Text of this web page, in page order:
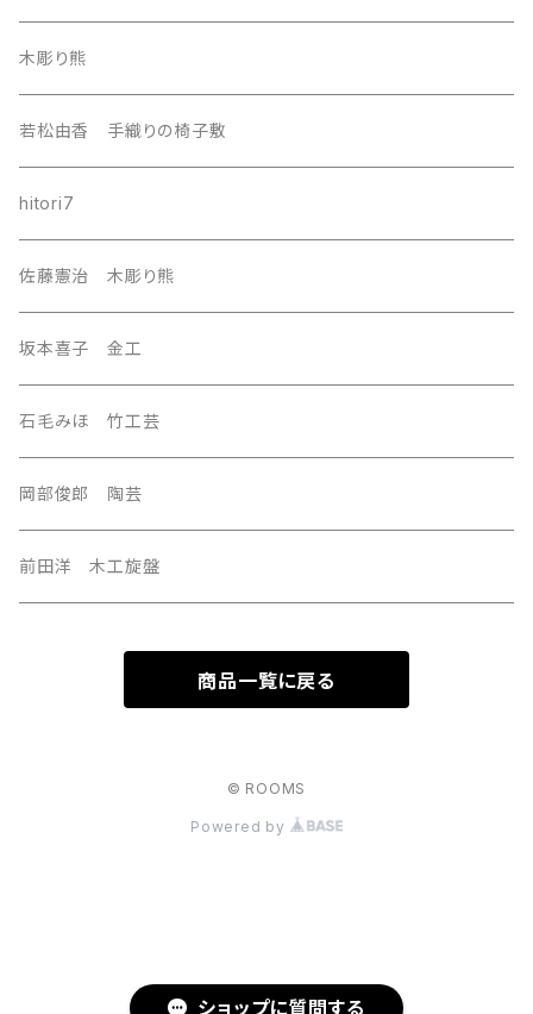
ショップに質問する
india
nordic
southeast Asia
east asia
Central Asia
U.S.A
木彫り熊
若松由香 手織りの椅子敷
hitori7
佐藤憲治 木彫り熊
坂本喜子 金工
石毛みほ 竹工芸
岡部俊郎 陶芸
前田洋 木工旋盤
商品一覧に戻る
© ROOMS
Powered by